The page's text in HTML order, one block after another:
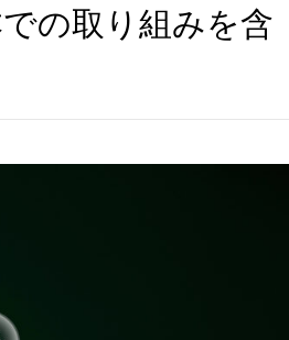
の取り組みを含